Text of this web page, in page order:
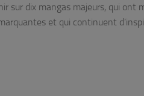
sur dix mangas majeurs, qui ont
et qui continuent